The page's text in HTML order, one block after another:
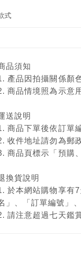
式
品須知
產品因拍攝關係顏
商品情境照為示意
送說明
商品下單後依訂單
收件地址請勿為郵
商品頁標示「預購
換貨說明
於本網站購物享有
」、「訂單編號」
請注意超過七天鑑